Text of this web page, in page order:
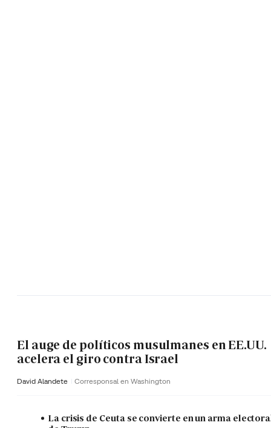
El auge de políticos musulmanes en EE.UU.
acelera el giro contra Israel
David Alandete Corresponsal en Washington
La crisis de Ceuta se convierte en un arma